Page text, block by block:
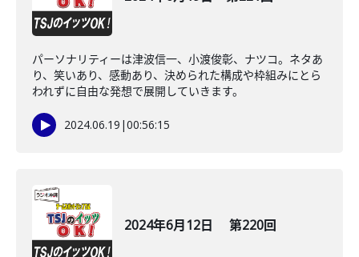
パーソナリティーは津波信一、小渡俊彰、ナツコ。ネタあ
り、笑いあり、感動あり、決められた構成や枠組みにとら
われずに自由な発想で展開していきます。
2024.06.19 |00:56:15
2024年6月12日 第220回